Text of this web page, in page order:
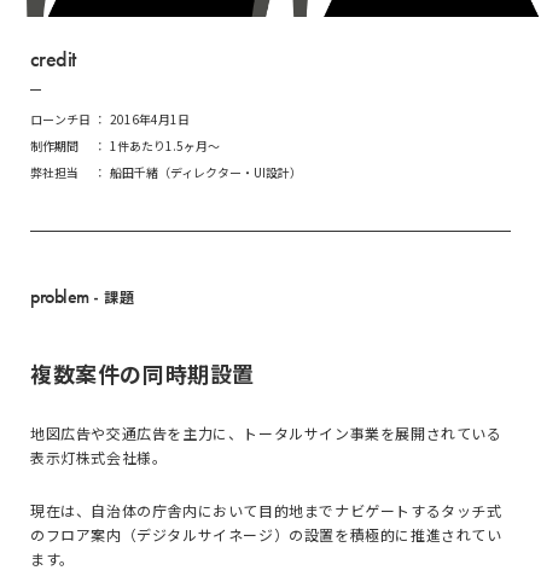
credit
ローンチ日
2016年4月1日
制作期間
1件あたり1.5ヶ月～
弊社担当
船田千緒（ディレクター・UI設計）
problem- 課題
複数案件の同時期設置
地図広告や交通広告を主力に、トータルサイン事業を展開されている
表示灯株式会社様。
現在は、自治体の庁舎内において目的地までナビゲートするタッチ式
のフロア案内（デジタルサイネージ）の設置を積極的に推進されてい
ます。